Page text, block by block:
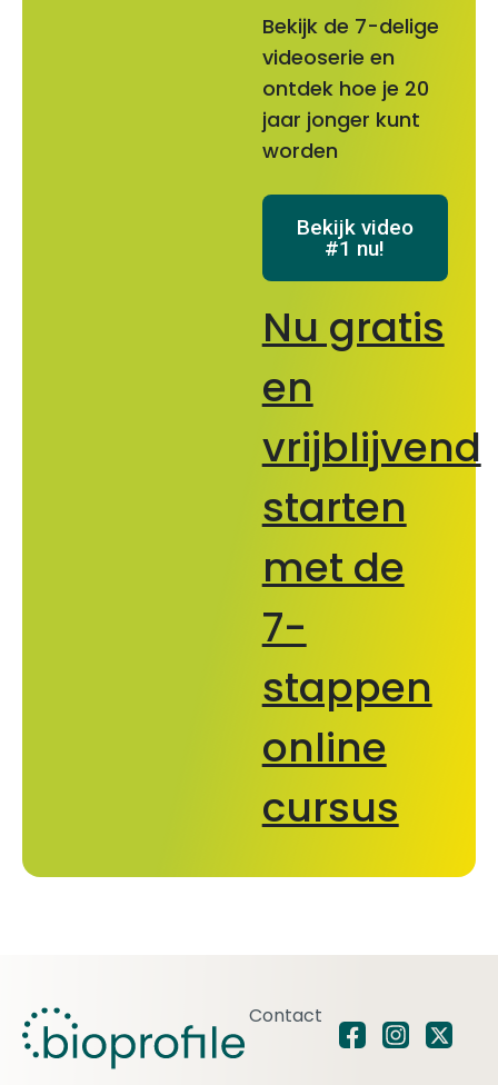
Bekijk de 7-delige
videoserie en
ontdek hoe je 20
jaar jonger kunt
worden
Bekijk video
#1 nu!
Nu gratis
en
vrijblijvend
starten
met de
7-
stappen
online
cursus
Contact